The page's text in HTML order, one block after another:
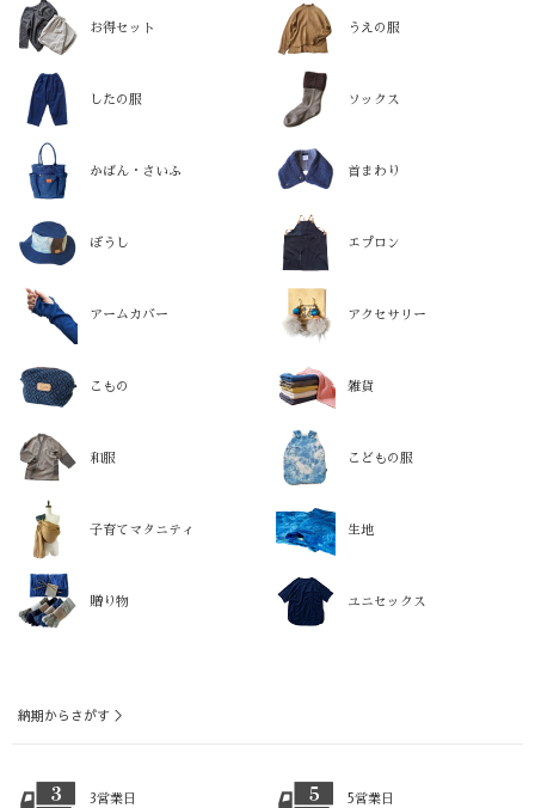
お得セット うえの服
したの服 ソックス
かばん・さいふ 首まわり
ぼうし エプロン
アームカバー アクセサリー
こもの 雑貨
和服 こどもの服
子育てマタニティ 生地
贈り物 ユニセックス
納期からさがす ＞
3営業日 5営業日